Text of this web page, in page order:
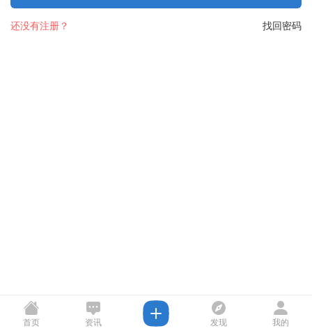
找回密码
还没有注册？
首页 资讯 发现 我的